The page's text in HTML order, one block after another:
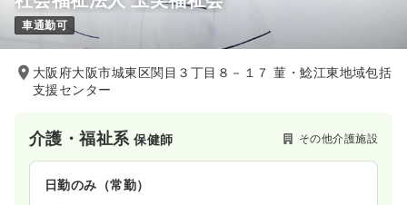
車通勤可
大阪府大阪市城東区関目３丁目８－１７ 菫・鯰江東地域包括
支援センター
介護・福祉系保健師 その他介護施設
日勤のみ（常勤）